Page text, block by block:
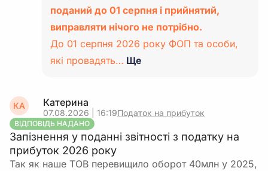
поданий до 01 серпня і прийнятий,
виправляти нічого не потрібно.
До 01 серпня 2026 року ФОП та особи,
які провадять… Ще
КА Катерина
07.08.2026 | 16:19Податок на прибуток
ВІДПОВІДЬ НАДАНО
Запізнення у поданні звітності з податку на
прибуток 2026 року
Так як наше ТОВ перевищило оборот 40млн у 2025,